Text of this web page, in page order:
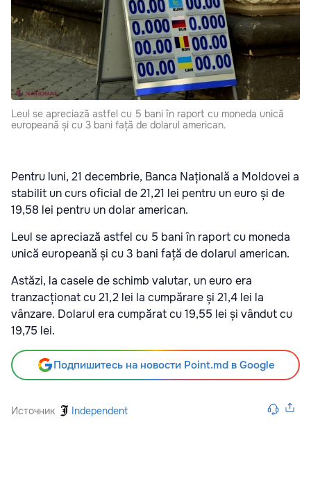
Leul se apreciază astfel cu 5 bani în raport cu moneda unică
europeană și cu 3 bani față de dolarul american.
Pentru luni, 21 decembrie, Banca Națională a Moldovei a
stabilit un curs oficial de 21,21 lei pentru un euro și de
19,58 lei pentru un dolar american.
Leul se apreciază astfel cu 5 bani în raport cu moneda
unică europeană și cu 3 bani față de dolarul american.
Astăzi, la casele de schimb valutar, un euro era
tranzacționat cu 21,2 lei la cumpărare și 21,4 lei la
vânzare. Dolarul era cumpărat cu 19,55 lei și vândut cu
19,75 lei.
Подпишитесь на новости Point.md в Google
Источник Independent